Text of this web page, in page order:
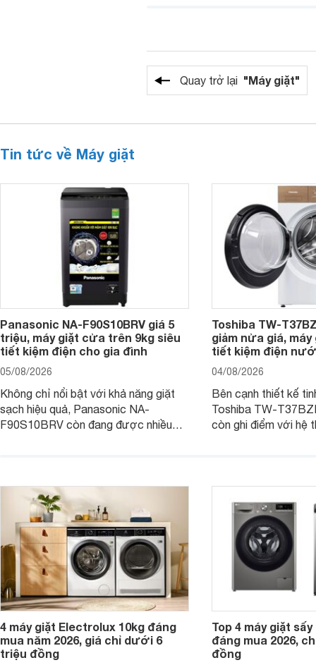
Quay trở lại "Máy giặt"
Tin tức về Máy giặt
Panasonic NA-F90S10BRV giá 5
triệu, máy giặt cửa trên 9kg siêu
tiết kiệm điện cho gia đình
05/08/2026
Không chỉ nổi bật với khả năng giặt
sạch hiệu quả, Panasonic NA-
F90S10BRV còn đang được nhiều
giặt cửa trên 9kg.
Toshiba TW-
giảm nửa giá,
tiết kiệm điện
04/08/2026
Bên cạnh thiết kế
Toshiba TW-
còn ghi điểm với hệ
giặt.
4 máy giặt Electrolux 10kg đáng
mua năm 2026, giá chỉ dưới 6
triệu đồng
Top 4 máy giặt
đáng mua 2026,
đồng